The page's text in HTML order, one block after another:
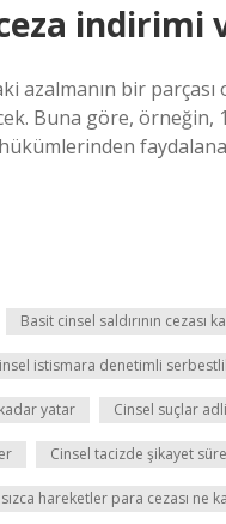
indirimi
azalmanın bir
Buna göre, örneğin,
Basit cinsel saldırının cezası
istismara denetimli
yatar Cinsel suçlar
Cinsel tacizde şikayet
hareketler para cezası ne